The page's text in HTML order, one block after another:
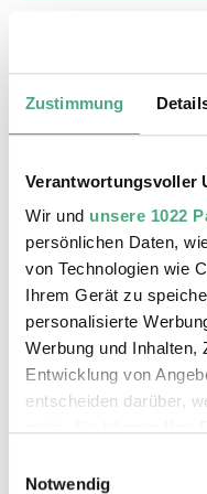
Zustimmung
Verantwortungsvoller
Wir und unsere 1022
persönlichen Daten,
von Technologien wie
Ihrem Gerät zu
personalisierte
Werbung und Inhalten,
Entwicklung von
entscheiden darüber,
Trigger Symbol ändern
Notwendig
ÖFFENTLICHE
Der
Copyright:
Das Weltkulturerbe